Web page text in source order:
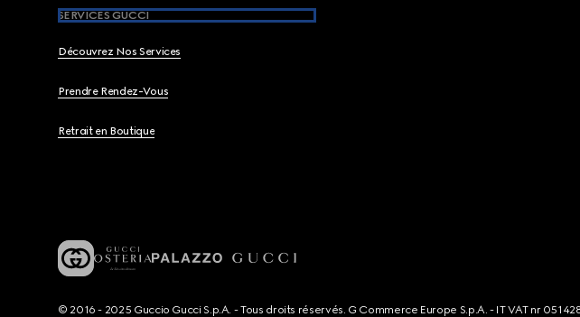
SERVICES GUCCI
Découvrez Nos Services
Prendre Rendez-Vous
Retrait en Boutique
© 2016 - 2025 Guccio Gucci S.p.A. - Tous droits réservés. G Commerce Europe S.p.A. - IT VAT nr